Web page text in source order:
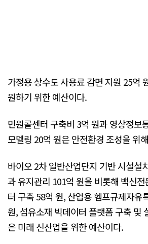
가정용 상수도 사용료 감면 지원 25억
원하기 위한 예산이다.
민원콜센터 구축비 3억 원과 영상정보
모델링 20억 원은 안전환경 조성을 위
바이오 2차 일반산업단지 기반 시설설
과 유지관리 101억 원을 비롯해 백신
터 구축 58억 원, 산업용 헴프규제자유
원, 섬유소재 빅데이터 플랫폼 구축 및
은 미래 신산업을 위한 예산이다.